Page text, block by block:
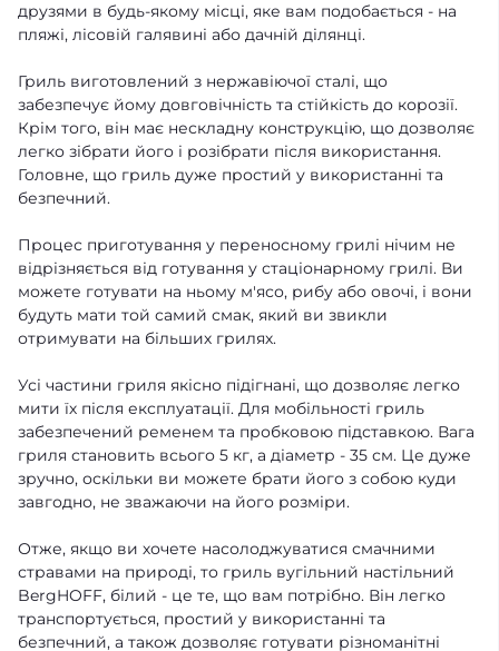
друзями в будь-якому місці, яке вам подобається - на
пляжі, лісовій галявині або дачній ділянці.
Гриль виготовлений з нержавіючої сталі, що
забезпечує йому довговічність та стійкість до корозії.
Крім того, він має нескладну конструкцію, що дозволяє
легко зібрати його і розібрати після використання.
Головне, що гриль дуже простий у використанні та
безпечний.
Процес приготування у переносному грилі нічим не
відрізняється від готування у стаціонарному грилі. Ви
можете готувати на ньому м'ясо, рибу або овочі, і вони
будуть мати той самий смак, який ви звикли
отримувати на більших грилях.
Усі частини гриля якісно підігнані, що дозволяє легко
мити їх після експлуатації. Для мобільності гриль
забезпечений ременем та пробковою підставкою. Вага
гриля становить всього 5 кг, а діаметр - 35 см. Це дуже
зручно, оскільки ви можете брати його з собою куди
завгодно, не зважаючи на його розміри.
Отже, якщо ви хочете насолоджуватися смачними
стравами на природі, то гриль вугільний настільний
BergHOFF, білий - це те, що вам потрібно. Він легко
транспортується, простий у використанні та
безпечний, а також дозволяє готувати різноманітні